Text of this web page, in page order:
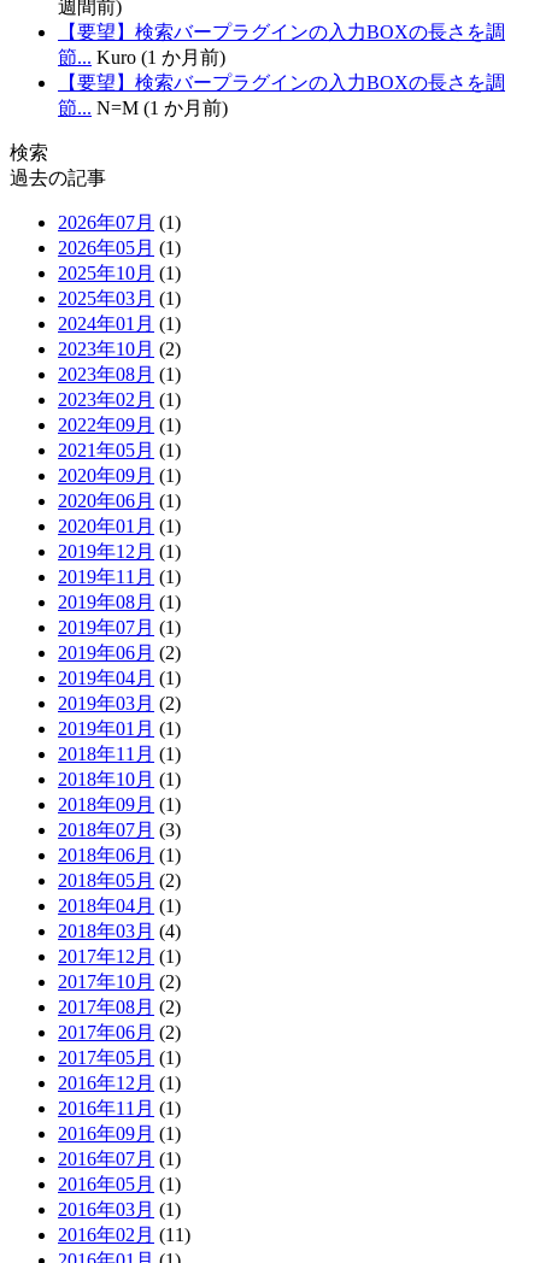
週間前)
【要望】検索バープラグインの入力BOXの長さを調
節... Kuro (1 か月前)
【要望】検索バープラグインの入力BOXの長さを調
節... N=M (1 か月前)
検索
過去の記事
2026年07月 (1)
2026年05月 (1)
2025年10月 (1)
2025年03月 (1)
2024年01月 (1)
2023年10月 (2)
2023年08月 (1)
2023年02月 (1)
2022年09月 (1)
2021年05月 (1)
2020年09月 (1)
2020年06月 (1)
2020年01月 (1)
2019年12月 (1)
2019年11月 (1)
2019年08月 (1)
2019年07月 (1)
2019年06月 (2)
2019年04月 (1)
2019年03月 (2)
2019年01月 (1)
2018年11月 (1)
2018年10月 (1)
2018年09月 (1)
2018年07月 (3)
2018年06月 (1)
2018年05月 (2)
2018年04月 (1)
2018年03月 (4)
2017年12月 (1)
2017年10月 (2)
2017年08月 (2)
2017年06月 (2)
2017年05月 (1)
2016年12月 (1)
2016年11月 (1)
2016年09月 (1)
2016年07月 (1)
2016年05月 (1)
2016年03月 (1)
2016年02月 (11)